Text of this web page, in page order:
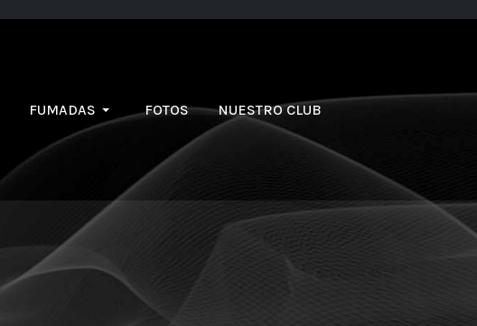
FUMADAS FOTOS NUESTRO CLUB